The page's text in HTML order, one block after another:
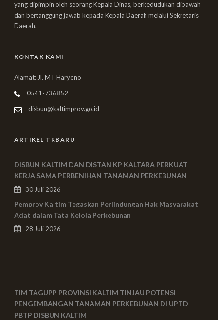
yang dipimpin oleh seorang Kepala Dinas, berkedudukan dibawah
dan bertanggung jawab kepada Kepala Daerah melalui Sekretaris
Daerah.
KONTAK KAMI
Alamat: Jl. MT Haryono
0541-736852
disbun@kaltimprov.go.id
ARTIKEL TRBARU
DISBUN KALTIM DAN DISTAN KP KALTARA PERKUAT
KERJA SAMA PERBENIHAN TANAMAN PERKEBUNAN
30 Juli 2026
Pemprov Kaltim Tegaskan Perlindungan Hak Masyarakat
Adat dalam Tata Kelola Perkebunan
28 Juli 2026
TIM TAGUPP PROVINSI KALTIM TINJAU POTENSI
PENGEMBANGAN TANAMAN PERKEBUNAN DI UPTD
PBTP DISBUN KALTIM